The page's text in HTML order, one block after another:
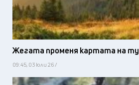
Жегата променя картата на
09:45, 03 юли 26 /